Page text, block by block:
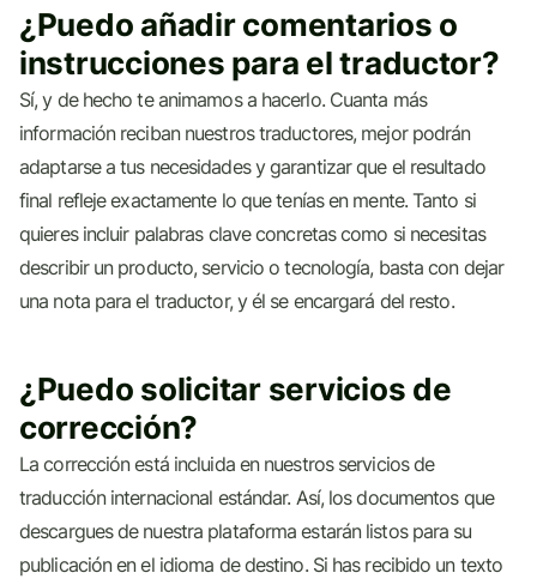
¿Puedo añadir comentarios o
instrucciones para el traductor?
Sí, y de hecho te animamos a hacerlo. Cuanta más
información reciban nuestros traductores, mejor podrán
adaptarse a tus necesidades y garantizar que el resultado
final refleje exactamente lo que tenías en mente. Tanto si
quieres incluir palabras clave concretas como si necesitas
describir un producto, servicio o tecnología, basta con dejar
una nota para el traductor, y él se encargará del resto.
¿Puedo solicitar servicios de
corrección?
La corrección está incluida en nuestros servicios de
traducción internacional estándar. Así, los documentos que
descargues de nuestra plataforma estarán listos para su
publicación en el idioma de destino. Si has recibido un texto